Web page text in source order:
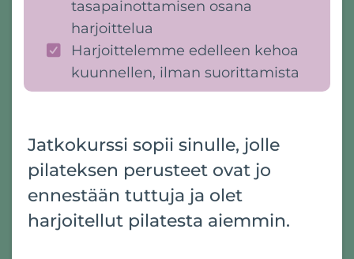
tasapainottamisen osana
harjoittelua
Harjoittelemme edelleen kehoa
kuunnellen, ilman suorittamista
Jatkokurssi sopii sinulle, jolle
pilateksen perusteet ovat jo
ennestään tuttuja ja olet
harjoitellut pilatesta aiemmin.